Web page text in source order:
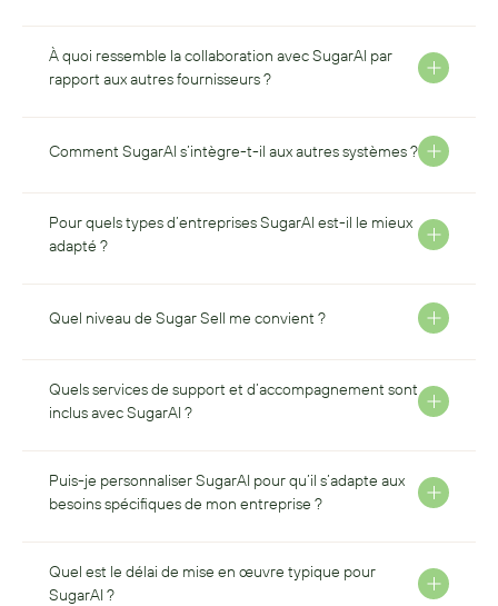
À quoi ressemble la collaboration avec SugarAI par
rapport aux autres fournisseurs ?
Comment SugarAI s’intègre-t-il aux autres systèmes ?
Pour quels types d’entreprises SugarAI est-il le mieux
adapté ?
Quel niveau de Sugar Sell me convient ?
Quels services de support et d’accompagnement sont
inclus avec SugarAI ?
Puis-je personnaliser SugarAI pour qu’il s’adapte aux
besoins spécifiques de mon entreprise ?
Quel est le délai de mise en œuvre typique pour
SugarAI ?